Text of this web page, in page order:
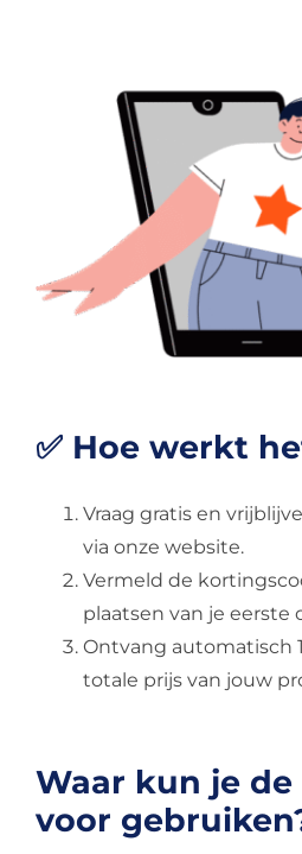
✅ Hoe werkt
Vraag gratis en
via onze website.
Vermeld de
plaatsen van je eerste
Ontvang automatisch
totale prijs van jouw
Waar kun je
voor